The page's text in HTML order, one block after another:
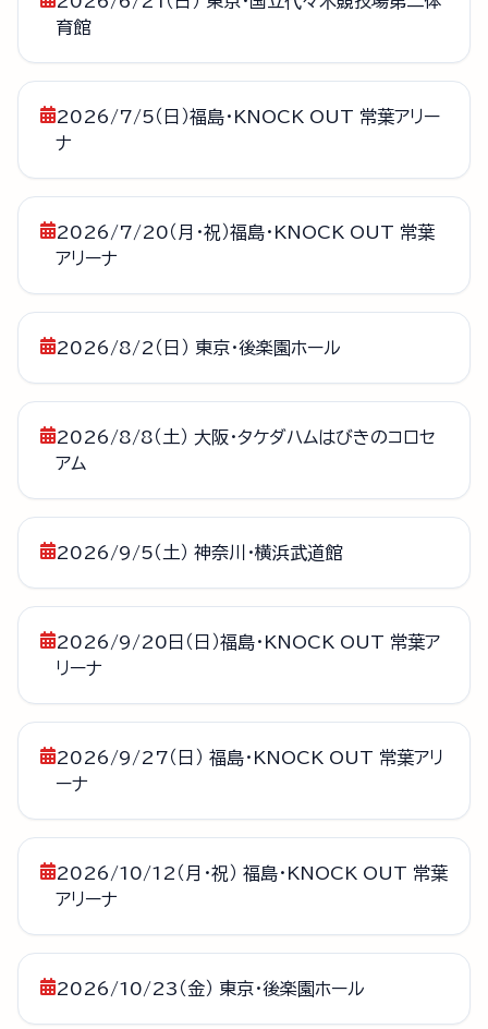
育館
2026/7/5（日）福島・KNOCK OUT 常葉アリー
ナ
2026/7/20（月・祝）福島・KNOCK OUT 常葉
アリーナ
2026/8/2（日） 東京・後楽園ホール
2026/8/8（土） 大阪・タケダハムはびきのコロセ
アム
2026/9/5（土） 神奈川・横浜武道館
2026/9/20日（日）福島・KNOCK OUT 常葉ア
リーナ
2026/9/27（日） 福島・KNOCK OUT 常葉アリ
ーナ
2026/10/12（月・祝） 福島・KNOCK OUT 常葉
アリーナ
2026/10/23（金） 東京・後楽園ホール